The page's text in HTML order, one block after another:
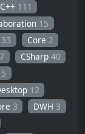
C++ 111
15
Core 2
CSharp 40
5
12
3 DWH 3